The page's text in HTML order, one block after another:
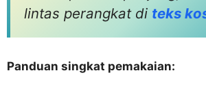
lintas perangkat di teks
Panduan singkat pemakaian: